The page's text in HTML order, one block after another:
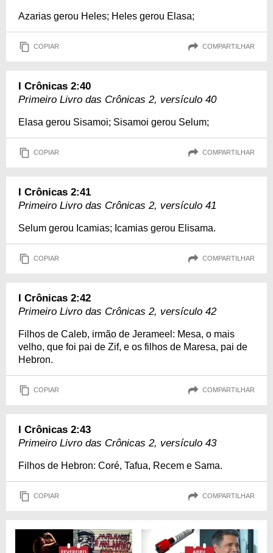
Azarias gerou Heles; Heles gerou Elasa;
COPIAR COMPARTILHAR
I Crônicas 2:40
Primeiro Livro das Crônicas 2, versículo 40
Elasa gerou Sisamoi; Sisamoi gerou Selum;
COPIAR COMPARTILHAR
I Crônicas 2:41
Primeiro Livro das Crônicas 2, versículo 41
Selum gerou Icamias; Icamias gerou Elisama.
COPIAR COMPARTILHAR
I Crônicas 2:42
Primeiro Livro das Crônicas 2, versículo 42
Filhos de Caleb, irmão de Jerameel: Mesa, o mais
velho, que foi pai de Zif, e os filhos de Maresa, pai de
Hebron.
COPIAR COMPARTILHAR
I Crônicas 2:43
Primeiro Livro das Crônicas 2, versículo 43
Filhos de Hebron: Coré, Tafua, Recem e Sama.
COPIAR COMPARTILHAR